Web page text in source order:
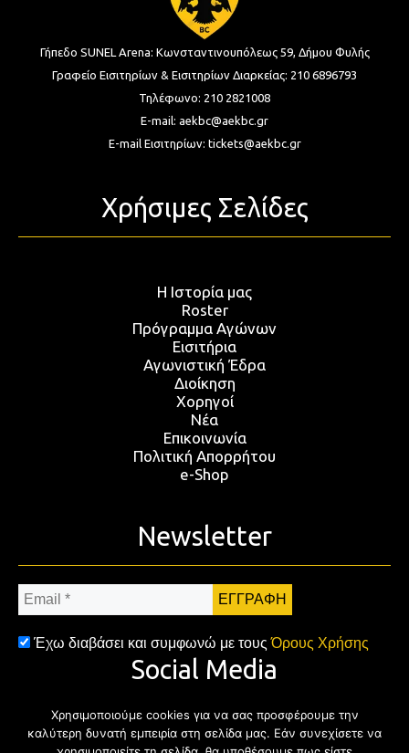
Γήπεδο SUNEL Arena: Κωνσταντινουπόλεως 59, Δήμου Φυλής
Γραφείο Εισιτηρίων & Εισιτηρίων Διαρκείας: 210 6896793
Τηλέφωνο: 210 2821008
E-mail: aekbc@aekbc.gr
E-mail Εισιτηρίων: tickets@aekbc.gr
Χρήσιμες Σελίδες
Η Ιστορία μας
Roster
Πρόγραμμα Αγώνων
Εισιτήρια
Αγωνιστική Έδρα
Διοίκηση
Χορηγοί
Νέα
Επικοινωνία
Πολιτική Απορρήτου
e-Shop
Newsletter
Email
*
Έχω διαβάσει και συμφωνώ με τουςΌρους Χρήσης
Social Media
FacebookTwitter Instagram
Χρησιμοποιούμε cookies για να σας προσφέρουμε την
καλύτερη δυνατή εμπειρία στη σελίδα μας. Εάν συνεχίσετε να